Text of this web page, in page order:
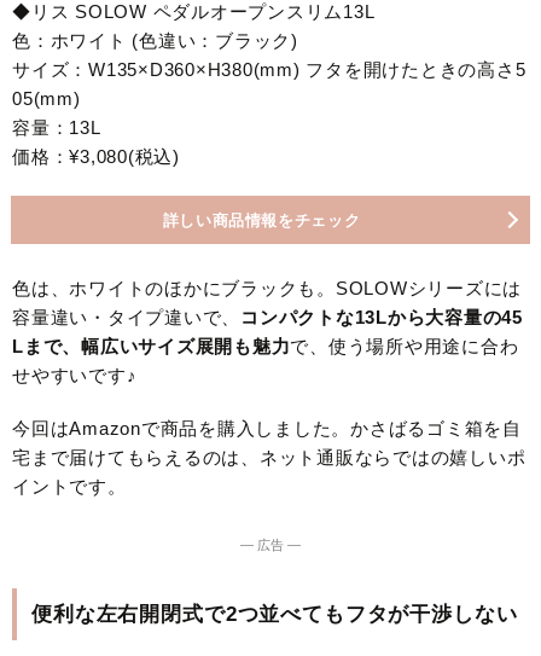
◆リス SOLOW ペダルオープンスリム13L
色：ホワイト (色違い：ブラック)
サイズ：W135×D360×H380(mm) フタを開けたときの高さ5
05(mm)
容量：13L
価格：¥3,080(税込)
詳しい商品情報をチェック
色は、ホワイトのほかにブラックも。SOLOWシリーズには
容量違い・タイプ違いで、
コンパクトな13Lから大容量の45
Lまで、幅広いサイズ展開も魅力で、使う場所や用途に合わ
せやすいです♪
今回はAmazonで商品を購入しました。かさばるゴミ箱を自
宅まで届けてもらえるのは、ネット通販ならではの嬉しいポ
イントです。
― 広告 ―
便利な左右開閉式で2つ並べてもフタが干渉しない